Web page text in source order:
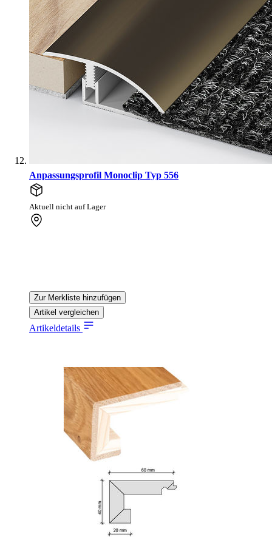
Anpassungsprofil Monoclip Typ 556
Aktuell nicht auf Lager
Zur Merkliste hinzufügen
Artikel vergleichen
Artikeldetails